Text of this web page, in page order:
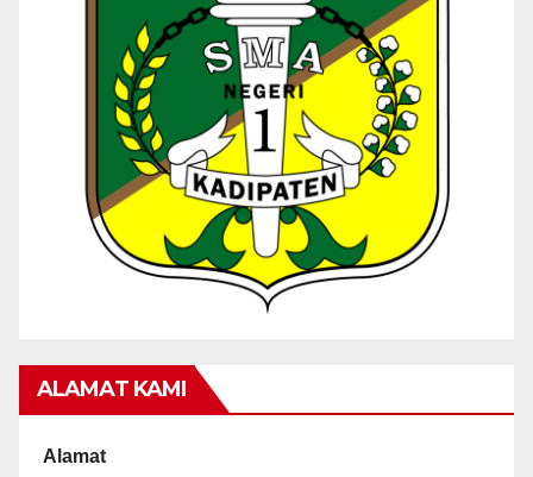
ALAMAT KAMI
Alamat